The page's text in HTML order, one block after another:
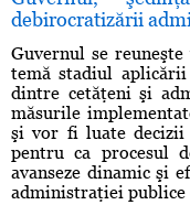
debirocratizării
Guvernul se
temă stadiul
dintre cetăţeni şi
măsurile
şi vor fi luate decizii
pentru ca procesul
avanseze dinamic
administraţiei publice